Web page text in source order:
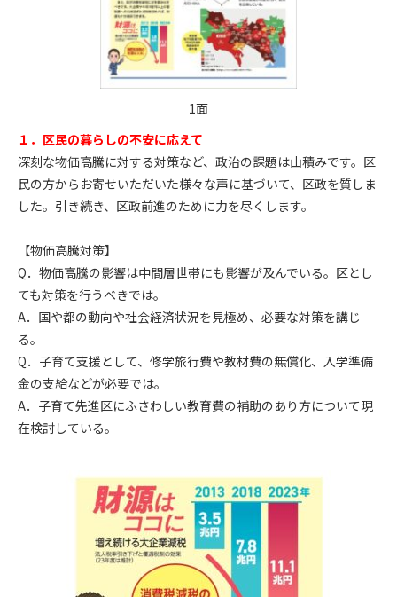
1面
１．区民の暮らしの不安に応えて
深刻な物価高騰に対する対策など、政治の課題は山積みです。区
民の方からお寄せいただいた様々な声に基づいて、区政を質しま
した。引き続き、区政前進のために力を尽くします。
【物価高騰対策】
Q．物価高騰の影響は中間層世帯にも影響が及んでいる。区とし
ても対策を行うべきでは。
A．国や都の動向や社会経済状況を見極め、必要な対策を講じ
る。
Q．子育て支援として、修学旅行費や教材費の無償化、入学準備
金の支給などが必要では。
A．子育て先進区にふさわしい教育費の補助のあり方について現
在検討している。